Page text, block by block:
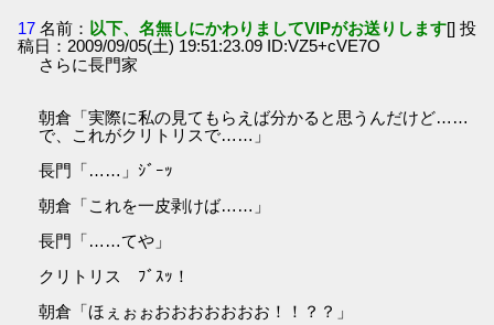
17 名前： 以下、名無しにかわりましてVIPがお送りします[] 投
稿日：2009/09/05(土) 19:51:23.09 ID:VZ5+cVE7O
さらに長門家
朝倉「実際に私の見てもらえば分かると思うんだけど……
で、これがクリトリスで……」
長門「……」ｼﾞｰｯ
朝倉「これを一皮剥けば……」
長門「……てや」
クリトリス ﾌﾞｽｯ！
朝倉「ほぇぉぉおおおおおおお！！？？」